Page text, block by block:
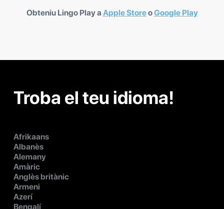
Obteniu Lingo Play a Apple StoreoGoogle Play
Troba el teu idioma!
Afrikaans
Albanès
Alemany
Amàric
Anglès britànic
Armeni
Azerí
Bengalí